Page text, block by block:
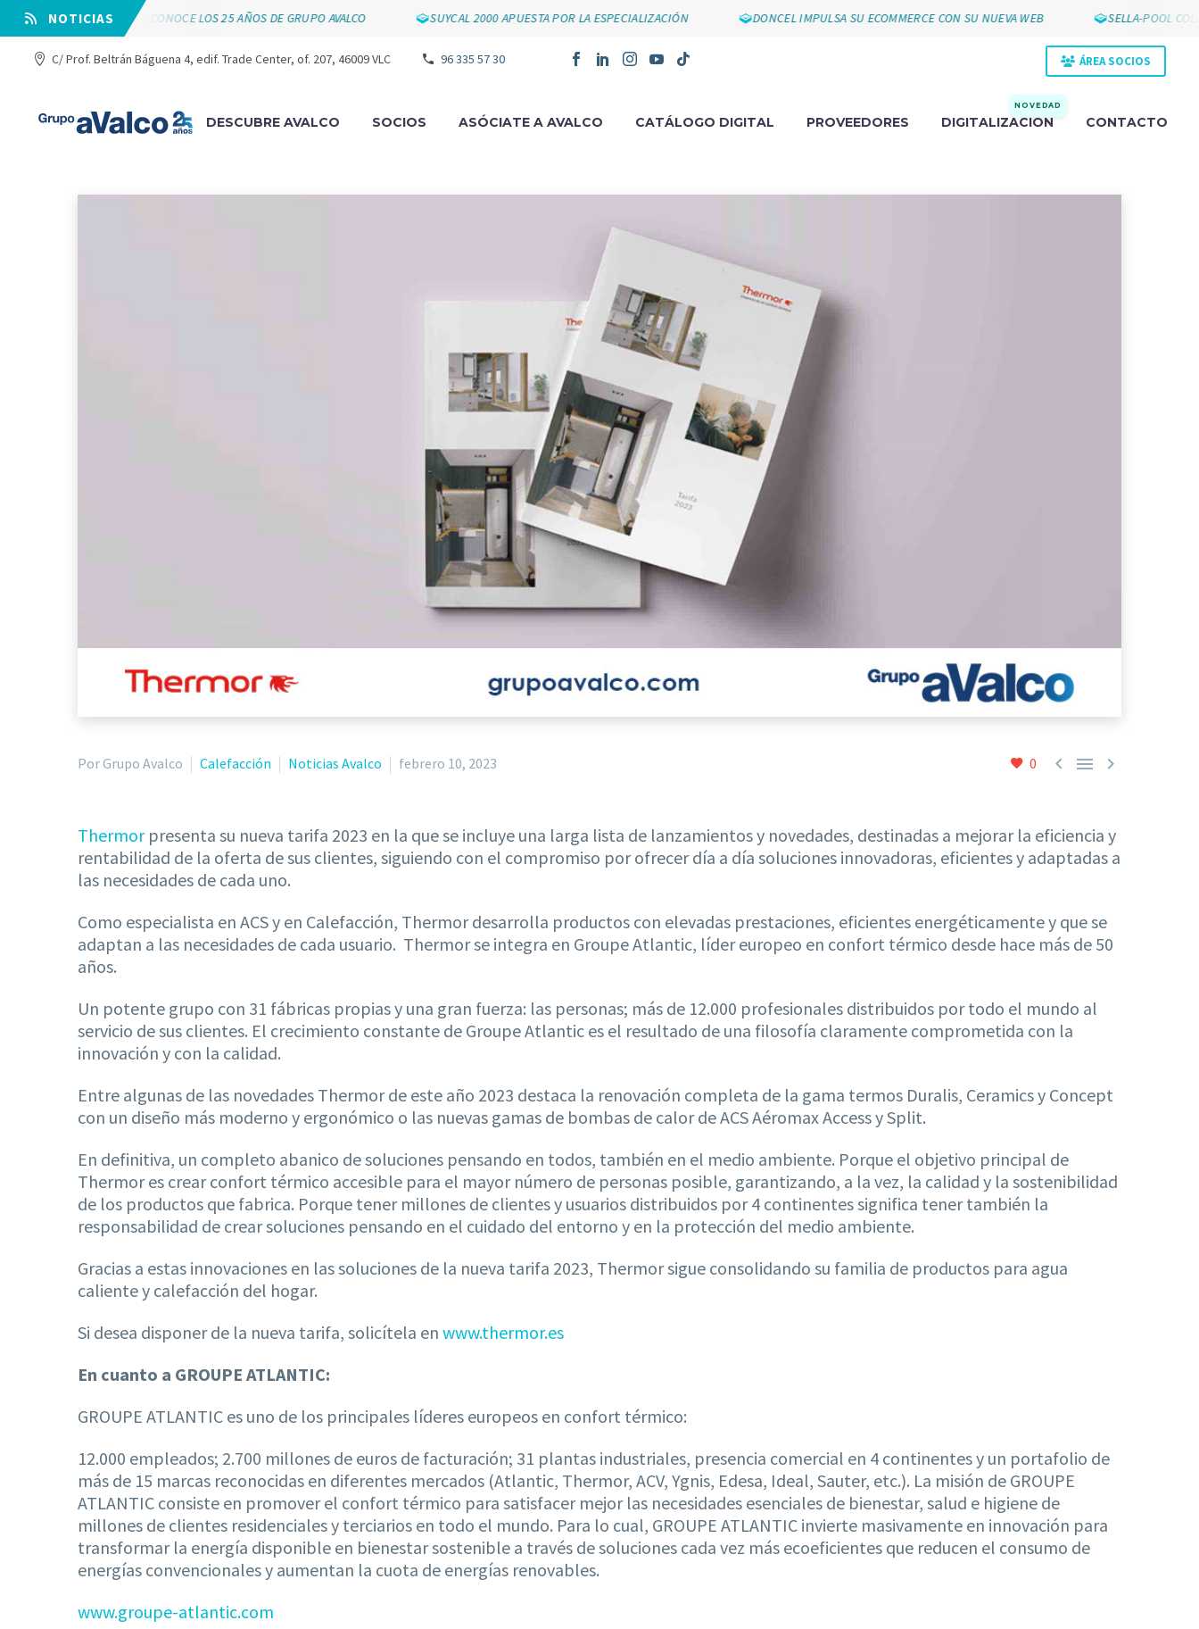
⠀NOTICIAS
VÁLVULAS ARCO RECONOCE LOS 25 AÑOS DE GRUPO AVALCO SUYCAL 2000 APUESTA POR LA ESPECIALIZACIÓN DONCEL IMPULSA SU ECOMMERCE CON SU NUEVA WEB SELLA-POOL
C/ Prof. Beltrán Báguena 4, edif. Trade Center, of. 207, 46009 VLC 96 335 57 30 ÁREA SOCIOS
DESCUBRE AVALCO SOCIOS ASÓCIATE A AVALCO CATÁLOGO DIGITAL PROVEEDORES DIGITALIZACIÓN
NOVEDAD
CONTACTO
0   
Por Grupo Avalco Calefacción Noticias Avalco febrero 10, 2023
Thermorpresenta su nueva tarifa 2023 en la que se incluye una larga lista de lanzamientos y novedades, destinadas a mejorar la eficiencia y
rentabilidad de la oferta de sus clientes, siguiendo con el compromiso por ofrecer día a día soluciones innovadoras, eficientes y adaptadas a
las necesidades de cada uno.
Como especialista en ACS y en Calefacción, Thermor desarrolla productos con elevadas prestaciones, eficientes energéticamente y que se
adaptan a las necesidades de cada usuario. Thermor se integra en Groupe Atlantic, líder europeo en confort térmico desde hace más de 50
años.
Un potente grupo con 31 fábricas propias y una gran fuerza: las personas; más de 12.000 profesionales distribuidos por todo el mundo al
servicio de sus clientes. El crecimiento constante de Groupe Atlantic es el resultado de una filosofía claramente comprometida con la
innovación y con la calidad.
Entre algunas de las novedades Thermor de este año 2023 destaca la renovación completa de la gama termos Duralis, Ceramics y Concept
con un diseño más moderno y ergonómico o las nuevas gamas de bombas de calor de ACS Aéromax Access y Split.
En definitiva, un completo abanico de soluciones pensando en todos, también en el medio ambiente. Porque el objetivo principal de
Thermor es crear confort térmico accesible para el mayor número de personas posible, garantizando, a la vez, la calidad y la sostenibilidad
de los productos que fabrica. Porque tener millones de clientes y usuarios distribuidos por 4 continentes significa tener también la
responsabilidad de crear soluciones pensando en el cuidado del entorno y en la protección del medio ambiente.
Gracias a estas innovaciones en las soluciones de la nueva tarifa 2023, Thermor sigue consolidando su familia de productos para agua
caliente y calefacción del hogar.
Si desea disponer de la nueva tarifa, solicítela en www.thermor.es
En cuanto a GROUPE ATLANTIC:
GROUPE ATLANTIC es uno de los principales líderes europeos en confort térmico:
12.000 empleados; 2.700 millones de euros de facturación; 31 plantas industriales, presencia comercial en 4 continentes y un portafolio de
más de 15 marcas reconocidas en diferentes mercados (Atlantic, Thermor, ACV, Ygnis, Edesa, Ideal, Sauter, etc.). La misión de GROUPE
ATLANTIC consiste en promover el confort térmico para satisfacer mejor las necesidades esenciales de bienestar, salud e higiene de
millones de clientes residenciales y terciarios en todo el mundo. Para lo cual, GROUPE ATLANTIC invierte masivamente en innovación para
transformar la energía disponible en bienestar sostenible a través de soluciones cada vez más ecoeficientes que reducen el consumo de
energías convencionales y aumentan la cuota de energías renovables.
www.groupe-atlantic.com